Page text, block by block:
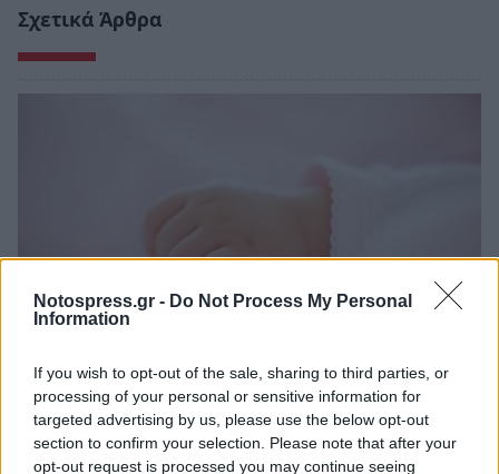
Notospress.gr - Do Not Process My Personal
Information
If you wish to opt-out of the sale, sharing to third parties, or
processing of your personal or sensitive information for
targeted advertising by us, please use the below opt-out
section to confirm your selection. Please note that after your
opt-out request is processed you may continue seeing
Σχετικά Άρθρα
Θλίψη στην Πάτρα: Πέθανε στο Νοσοκομείο
«Άγιος Ανδρέας» βρέφος μόλις 8 ημερών
08/08/2026 09:34